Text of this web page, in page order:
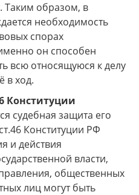
Таким образом, в
необходимость
спорах
он способен
всю относящуюся к делу
в ход.
Конституции
судебная защита его
Конституции РФ
и действия
власти,
общественных
лиц могут быть